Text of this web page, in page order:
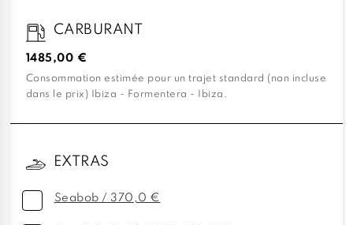
CARBURANT
1485,00 €
Consommation estimée pour un trajet standard (non incluse
dans le prix) Ibiza - Formentera - Ibiza.
EXTRAS
Seabob / 370,0 €